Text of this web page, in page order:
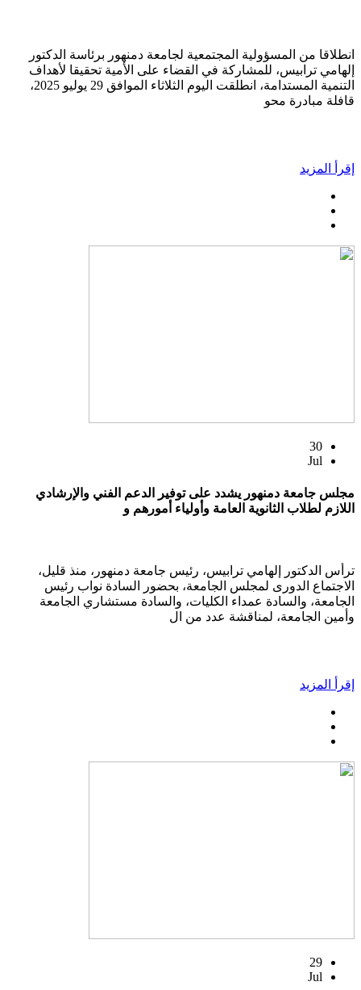
انطلاقا من المسؤولية المجتمعية لجامعة دمنهور برئاسة الدكتور
إلهامي ترابيس، للمشاركة في القضاء على الأمية تحقيقا لأهداف
التنمية المستدامة، انطلقت اليوم الثلاثاء الموافق 29 يوليو 2025،
قافلة مبادرة محو
إقرأ المزيد
30
Jul
مجلس جامعة دمنهور يشدد على توفير الدعم الفني والإرشادي
اللازم لطلاب الثانوية العامة وأولياء أمورهم و
ترأس الدكتور إلهامي ترابيس، رئيس جامعة دمنهور، منذ قليل،
الاجتماع الدورى لمجلس الجامعة، بحضور السادة نواب رئيس
الجامعة، والسادة عمداء الكليات، والسادة مستشاري الجامعة
وأمين الجامعة، لمناقشة عدد من ال
إقرأ المزيد
29
Jul